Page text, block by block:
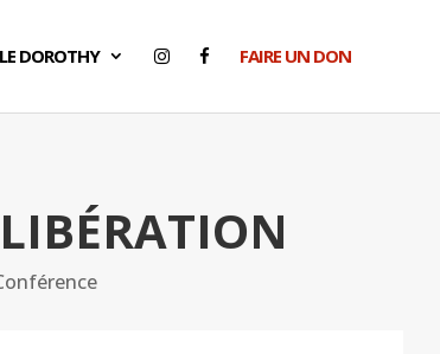
LE DOROTHY FAIRE UN DON